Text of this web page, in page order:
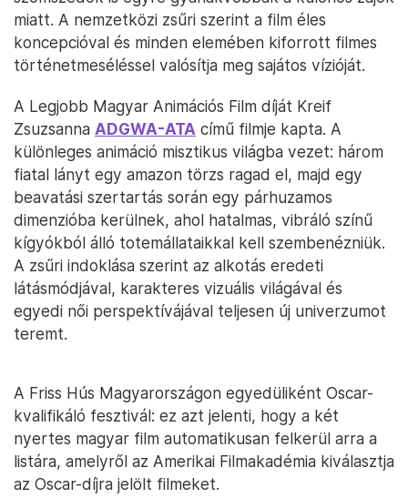
miatt. A nemzetközi zsűri szerint a film éles
koncepcióval és minden elemében kiforrott filmes
történetmeséléssel valósítja meg sajátos vízióját.
A Legjobb Magyar Animációs Film díját Kreif
Zsuzsanna ADGWA-ATA című filmje kapta. A
különleges animáció misztikus világba vezet: három
fiatal lányt egy amazon törzs ragad el, majd egy
beavatási szertartás során egy párhuzamos
dimenzióba kerülnek, ahol hatalmas, vibráló színű
kígyókból álló totemállataikkal kell szembenézniük.
A zsűri indoklása szerint az alkotás eredeti
látásmódjával, karakteres vizuális világával és
egyedi női perspektívájával teljesen új univerzumot
teremt.
A Friss Hús Magyarországon egyedüliként Oscar-
kvalifikáló fesztivál: ez azt jelenti, hogy a két
nyertes magyar film automatikusan felkerül arra a
listára, amelyről az Amerikai Filmakadémia kiválasztja
az Oscar-díjra jelölt filmeket.